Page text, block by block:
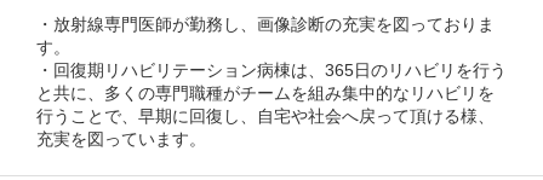
・放射線専門医師が勤務し、画像診断の充実を図っておりま
す。
・回復期リハビリテーション病棟は、365日のリハビリを行う
と共に、多くの専門職種がチームを組み集中的なリハビリを
行うことで、早期に回復し、自宅や社会へ戻って頂ける様、
充実を図っています。